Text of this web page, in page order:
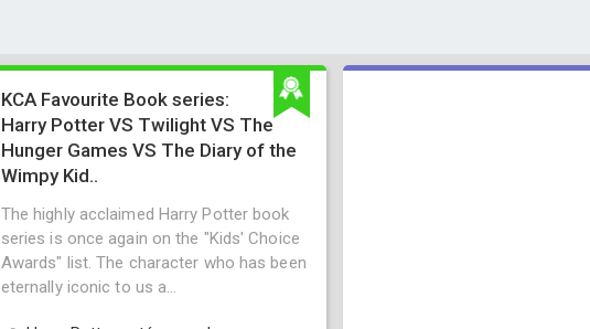
KCA Favourite Book series:
Harry Potter VS Twilight VS The
Hunger Games VS The Diary of the
Wimpy Kid..
The highly acclaimed Harry Potter book
series is once again on the "Kids' Choice
Awards" list. The character who has been
eternally iconic to us a...